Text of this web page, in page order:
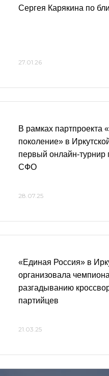
Сергея Карякина по
27.01.26
В рамках партпроекта
поколение» в
первый онлайн-
СФО
28.07.25
«Единая Россия» в
организовала
разгадыванию
партийцев
21.03.25